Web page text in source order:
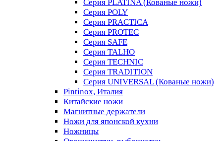
Серия PLATINA (Кованые ножи)
Серия POLY
Серия PRACTICA
Серия PROTEC
Серия SAFE
Серия TALHO
Серия TECHNIC
Серия TRADITION
Серия UNIVERSAL (Кованые ножи)
Pintinox, Италия
Китайские ножи
Магнитные держатели
Ножи для японской кухни
Ножницы